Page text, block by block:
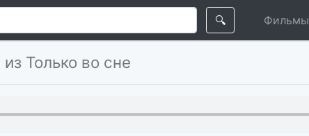
🔍 Фильмы
из Только во сне